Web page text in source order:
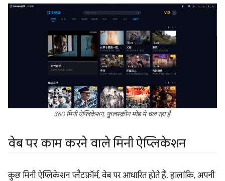
360 मिनी ऐप्लिकेशन, फ़ुलस्क्रीन मोड में चल रहा है.
वेब पर काम करने वाले मिनी ऐप्लिकेशन
कुछ मिनी ऐप्लिकेशन प्लैटफ़ॉर्म, वेब पर आधारित होते हैं. हालांकि, अपनी